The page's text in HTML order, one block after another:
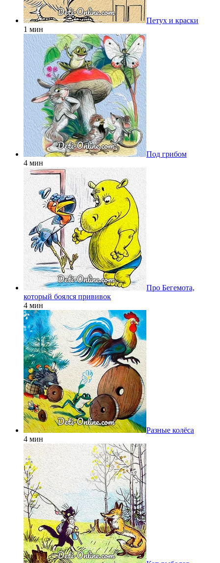
Петух и краски
1 мин
Под грибом
4 мин
Про Бегемота,
который боялся прививок
4 мин
Разные колёса
4 мин